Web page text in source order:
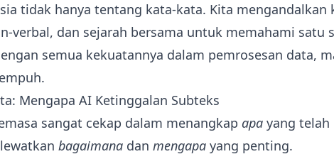
tidak hanya tentang kata-kata. Kita mengandalkan
verbal, dan sejarah bersama untuk memahami satu
semua kekuatannya dalam pemrosesan data,
Mengapa AI Ketinggalan Subteks
sangat cekap dalam menangkap apa yang
bagaimana dan mengapa yang penting.